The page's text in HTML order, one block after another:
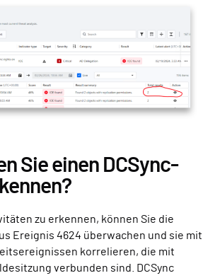
Sie einen DCSync-
zu erkennen, können Sie die
Ereignis 4624 überwachen und sie mit
korrelieren, die mit
verbunden sind. DCSync